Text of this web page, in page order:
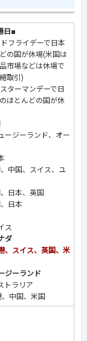
日■
フライデーで日本
の国が休場(米国は
市場などは休場で
取引)
ターマンデーで日
ほとんどの国が休
ージーランド、オー
中国、スイス、ユ
日本、英国
日本
ス
ダ
、スイス、英国、米
ジーランド
トラリア
中国、米国